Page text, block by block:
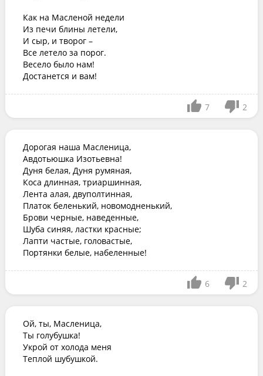
Как на Масленой недели
Из печи блины летели,
И сыр, и творог –
Все летело за порог.
Весело было нам!
Достанется и вам!
7 2
Дорогая наша Масленица,
Авдотьюшка Изотьевна!
Дуня белая, Дуня румяная,
Коса длинная, триаршинная,
Лента алая, двуполтинная,
Платок беленький, новомодненький,
Брови черные, наведенные,
Шуба синяя, ластки красные;
Лапти частые, головастые,
Портянки белые, набеленные!
6 2
Ой, ты, Масленица,
Ты голубушка!
Укрой от холода меня
Теплой шубушкой.